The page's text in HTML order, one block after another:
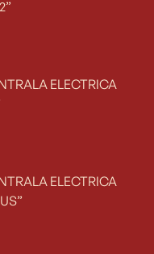
ELECTRICA
ELECTRICA